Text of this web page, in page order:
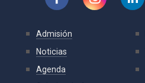
Admisión
Noticias
Agenda